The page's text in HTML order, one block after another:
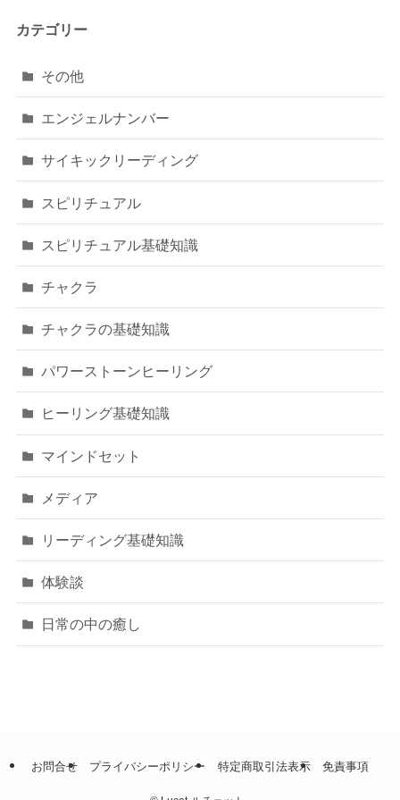
カテゴリー
その他
エンジェルナンバー
サイキックリーディング
スピリチュアル
スピリチュアル基礎知識
チャクラ
チャクラの基礎知識
パワーストーンヒーリング
ヒーリング基礎知識
マインドセット
メディア
リーディング基礎知識
体験談
日常の中の癒し
お問合せ プライバシーポリシー 特定商取引法表示 免責事項